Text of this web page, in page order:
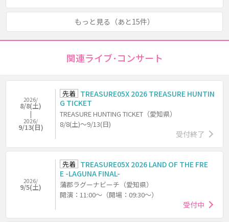
もっと見る（あと15件）
関連ライブ･コンサート
2026/
8/8(土)
2026/
9/13(日)
先着 TREASURE05X 2026 TREASURE HUNTIN
G TICKET
TREASURE HUNTING TICKET（愛知県）
8/8(土)～9/13(日)
受付終了
2026/
9/5(土)
先着 TREASURE05X 2026 LAND OF THE FRE
E -LAGUNA FINAL-
蒲郡ラグーナビーチ（愛知県）
開演：11:00～（開場：09:30～）
受付中